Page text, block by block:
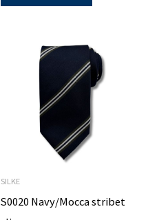
SILKE
S0020 Navy/Mocca stribet
Navy/Mocca